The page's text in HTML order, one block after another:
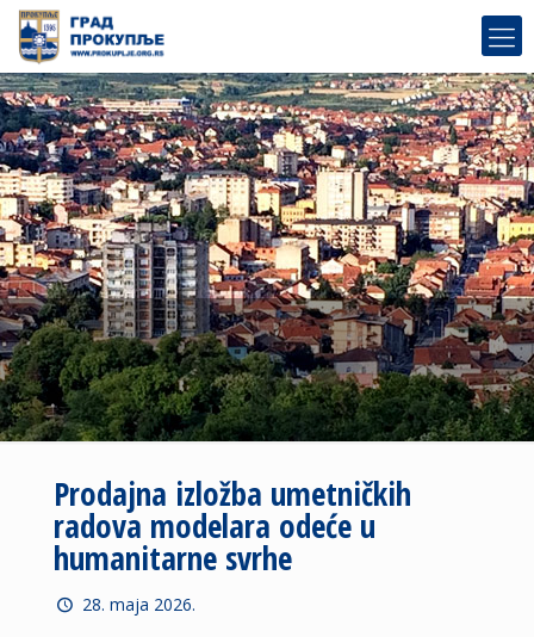
Prodajna izložba umetničkih
radova modelara odeće u
humanitarne svrhe
28. maja 2026.